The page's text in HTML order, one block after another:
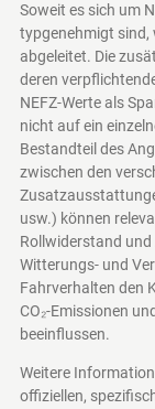
Soweit es sich um
typgenehmigt sind,
abgeleitet. Die
deren
NEFZ-Werte als
nicht auf ein
Bestandteil des
zwischen den
usw.) können
Rollwiderstand
Witterungs- und
Fahrverhalten den
CO₂-Emissionen
beeinflussen.
Weitere
offiziellen,